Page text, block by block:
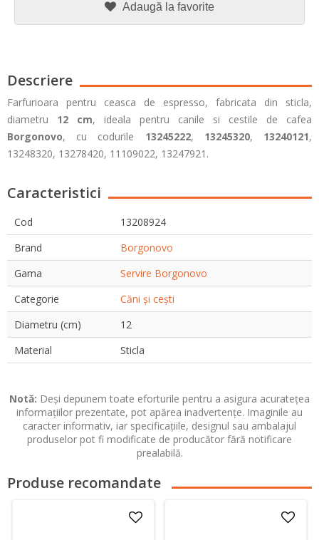
Adaugă la favorite
Descriere
Farfurioara pentru ceasca de espresso, fabricata din sticla,
diametru 12 cm, ideala pentru canile si cestile de cafea
Borgonovo, cu codurile 13245222, 13245320, 13240121,
13248320, 13278420, 11109022, 13247921.
Caracteristici
Cod
13208924
Brand
Borgonovo
Gama
Servire Borgonovo
Categorie
Căni și cești
Diametru (cm)
12
Material
Sticla
Notă: Deși depunem toate eforturile pentru a asigura acuratețea
informațiilor prezentate, pot apărea inadvertențe. Imaginile au
caracter informativ, iar specificațiile, designul sau ambalajul
produselor pot fi modificate de producător fără notificare
prealabilă.
Produse recomandate